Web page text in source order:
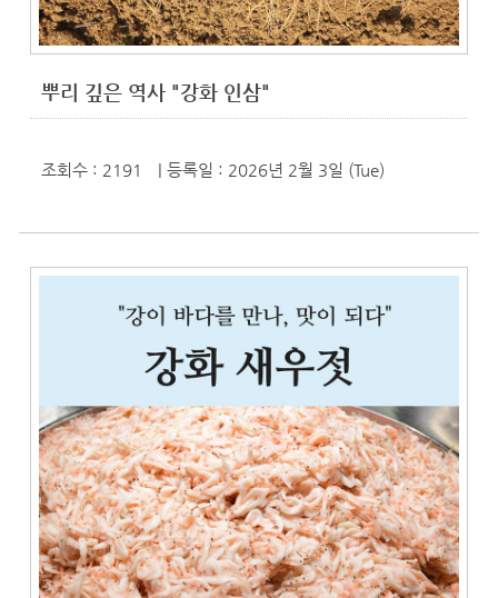
뿌리 깊은 역사 "강화 인삼"
조회수 : 2191 | 등록일 : 2026년 2월 3일 (Tue)